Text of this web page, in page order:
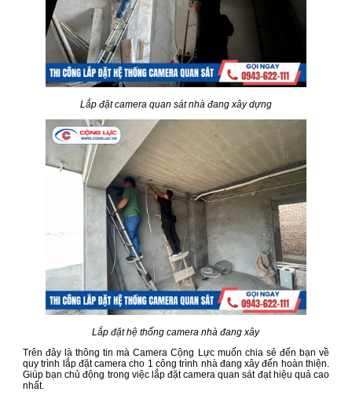
Lắp đặt camera quan sát nhà đang xây dựng
Lắp đặt hệ thống camera nhà đang xây
Trên đây là thông tin mà Camera Cộng Lực muốn chia sẻ đến bạn về
quy trình lắp đặt camera cho 1 công trình nhà đang xây đến hoàn thiện.
Giúp bạn chủ động trong việc lắp đặt camera quan sát đạt hiệu quả cao
nhất.